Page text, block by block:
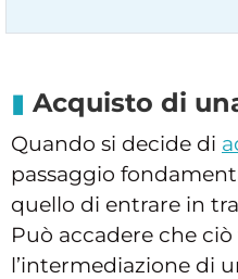
Acquisto di
Quando si decide di
passaggio
quello di entrare in
Può accadere che
l’intermediazione di